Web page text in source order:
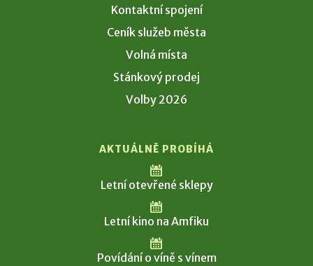
Kontaktní spojení
Ceník služeb města
Volná místa
Stánkový prodej
Volby 2026
AKTUÁLNĚ PROBÍHÁ
Letní otevřené sklepy
Letní kino na Amfiku
Povídání o víně s vínem